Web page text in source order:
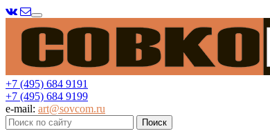
Меню
+7 (495) 684 9191
+7 (495) 684 9199
e-mail: art@sovcom.ru